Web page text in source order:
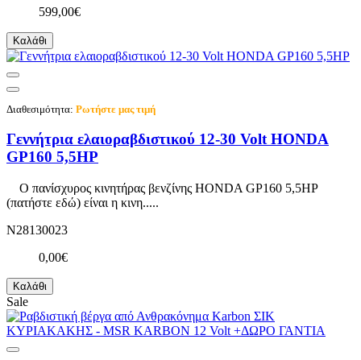
599,00€
Καλάθι
Διαθεσιμότητα: Ρωτήστε μας τιμή
Γεννήτρια ελαιοραβδιστικού 12-30 Volt HONDA
GP160 5,5HP
Ο πανίσχυρος κινητήρας βενζίνης HONDA GP160 5,5HP
(πατήστε εδώ) είναι η κινη.....
N28130023
0,00€
Καλάθι
Sale